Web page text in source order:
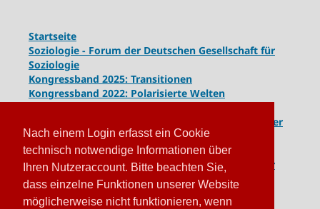
Nach einem Login erfasst ein Cookie
technisch notwendige Informationen über
Ihren Nutzeraccount. Bitte beachten Sie,
dass einzelne Funktionen unserer Website
möglicherweise nicht funktionieren, wenn
Startseite
Soziologie - Forum der Deutschen Gesellschaft für
Soziologie
Kongressband 2025: Transitionen
Kongressband 2022: Polarisierte Welten
Komplexe Dynamiken globaler
und lokaler Entwicklungen
Kongressband 2016: Geschlossene Gesellschaften
Kongressband 2014: Routinen der Krise - Krise der
Routinen